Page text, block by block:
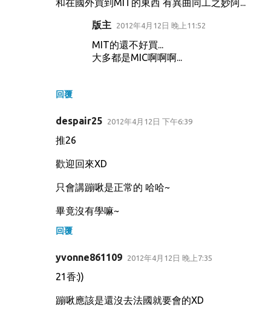
和在國外買到MIT的東西 有異曲同工之妙阿...
回覆
版主 2012年4月12日 晚上11:52
MIT的還不好買...
大多都是MIC啊啊啊...
despair25 2012年4月12日 下午6:39
推26
歡迎回來XD
只會講蹦啾是正常的 哈哈~
畢竟沒有學嘛~
回覆
yvonne861109 2012年4月12日 晚上7:35
21香:))
蹦啾應該是還沒去法國就要會的XD